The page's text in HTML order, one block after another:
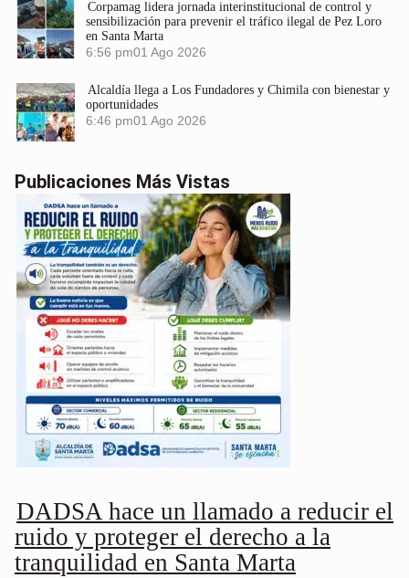
Corpamag lidera jornada interinstitucional de control y
sensibilización para prevenir el tráfico ilegal de Pez Loro
en Santa Marta
6:56 pm01 Ago 2026
Alcaldía llega a Los Fundadores y Chimila con bienestar y
oportunidades
6:46 pm01 Ago 2026
Publicaciones Más Vistas
DADSA hace un llamado a reducir el
ruido y proteger el derecho a la
tranquilidad en Santa Marta